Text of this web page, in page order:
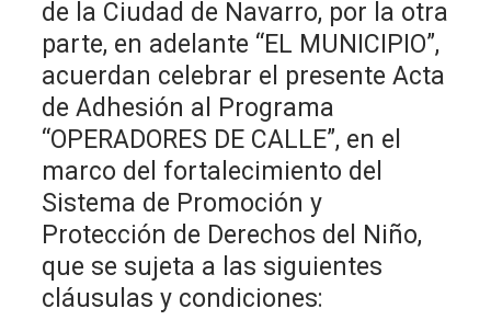
de la Ciudad de Navarro, por la otra
parte, en adelante “EL MUNICIPIO”,
acuerdan celebrar el presente Acta
de Adhesión al Programa
“OPERADORES DE CALLE”, en el
marco del fortalecimiento del
Sistema de Promoción y
Protección de Derechos del Niño,
que se sujeta a las siguientes
cláusulas y condiciones: